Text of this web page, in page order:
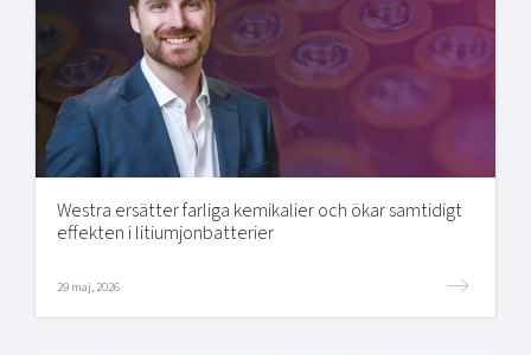
Westra ersätter farliga kemikalier och ökar samtidigt
effekten i litiumjonbatterier
29 maj, 2026